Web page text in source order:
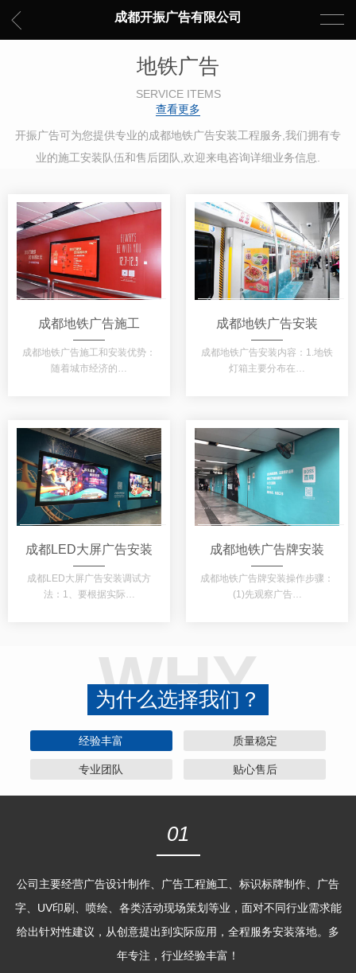
成都开振广告有限公司
地铁广告
SERVICE ITEMS
查看更多
开振广告可为您提供专业的成都地铁广告安装工程服务,我们拥有专
业的施工安装队伍和售后团队,欢迎来电咨询详细业务信息.
成都地铁广告施工
成都地铁广告施工和安装优势：
随着城市经济的…
成都地铁广告安装
成都地铁广告安装内容：1.地铁
灯箱主要分布在…
成都LED大屏广告安装
成都LED大屏广告安装调试方
法：1、要根据实际…
成都地铁广告牌安装
成都地铁广告牌安装操作步骤：
(1)先观察广告…
WHY
为什么选择我们？
经验丰富 质量稳定
专业团队 贴心售后
01
公司主要经营广告设计制作、广告工程施工、标识标牌制作、广告
字、UV印刷、喷绘、各类活动现场策划等业，面对不同行业需求能
给出针对性建议，从创意提出到实际应用，全程服务安装落地。多
年专注，行业经验丰富！